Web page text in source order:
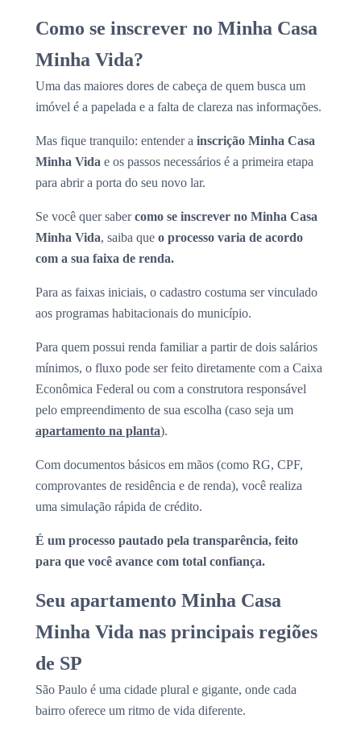
Como se inscrever no Minha Casa
Minha Vida?
Uma das maiores dores de cabeça de quem busca um
imóvel é a papelada e a falta de clareza nas informações.
Mas fique tranquilo: entender a inscrição Minha Casa
Minha Vida e os passos necessários é a primeira etapa
para abrir a porta do seu novo lar.
Se você quer sabercomo se inscrever no Minha Casa
Minha Vida, saiba que o processo varia de acordo
com a sua faixa de renda.
Para as faixas iniciais, o cadastro costuma ser vinculado
aos programas habitacionais do município.
Para quem possui renda familiar a partir de dois salários
mínimos, o fluxo pode ser feito diretamente com a Caixa
Econômica Federal ou com a construtora responsável
pelo empreendimento de sua escolha (caso seja um
apartamento na planta).
Com documentos básicos em mãos (como RG, CPF,
comprovantes de residência e de renda), você realiza
uma simulação rápida de crédito.
É um processo pautado pela transparência, feito
para que você avance com total confiança.
Seu apartamento Minha Casa
Minha Vida nas principais regiões
de SP
São Paulo é uma cidade plural e gigante, onde cada
bairro oferece um ritmo de vida diferente.